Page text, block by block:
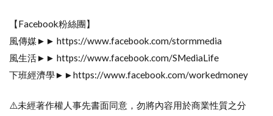
【Facebook粉絲團】
風傳媒►► https://www.facebook.com/stormmedia
風生活►► https://www.facebook.com/SMediaLife
下班經濟學►►https://www.facebook.com/workedmoney
⚠️未經著作權人事先書面同意，勿將內容用於商業性質之分